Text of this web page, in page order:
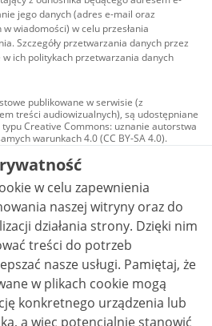
jego danych (adres e-mail oraz
wiadomości) w celu przesłania
Szczegóły przetwarzania danych przez
ich politykach przetwarzania danych
publikowane w serwisie (z
treści audiowizualnych), są udostępniane
typu Creative Commons: uznanie autorstwa
warunkach 4.0 (CC BY-SA 4.0).
w tym zdjęcia, materiały
są udostępniane na licencji typu
uznanie autorstwa użycie
- bez utworów zależnych 4.0 (CC BY-
o ile nie jest to stwierdzone inaczej.
w celu zapewnienia
naszej witryny oraz do
strony. Dzięki nim
treści do potrzeb
usługi. Pamiętaj, że
w plikach cookie mogą
konkretnego urządzenia lub
a więc potencjalnie stanowić